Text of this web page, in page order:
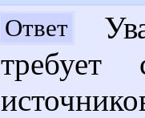
Ответ
требует